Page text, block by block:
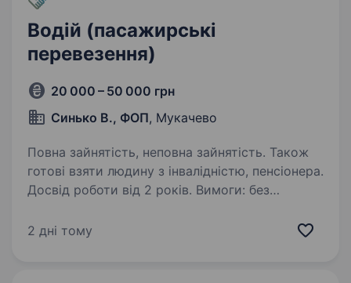
Водій (пасажирські
перевезення)
20 000 – 50 000 грн
Синько В., ФОП, Мукачево
Повна зайнятість, неповна зайнятість. Також
готові взяти людину з інвалідністю, пенсіонера.
Досвід роботи від 2 років. Вимоги: без
D перевезення робочого персоналу з
2 дні тому